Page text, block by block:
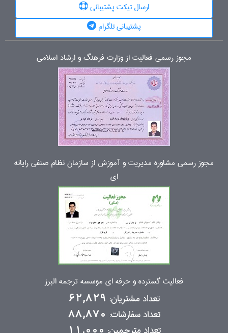
ارسال تیکت پشتیبانی
پشتیبانی تلگرام
مجوز رسمی فعالیت از وزارت فرهنگ و ارشاد اسلامی
مجوز رسمی مشاوره مدیریت و آموزش از سازمان نظام صنفی رایانه
ای
فعالیت گسترده و حرفه ای موسسه ترجمه البرز
تعداد مشتریان: 62,829
تعداد سفارشات: 88,870